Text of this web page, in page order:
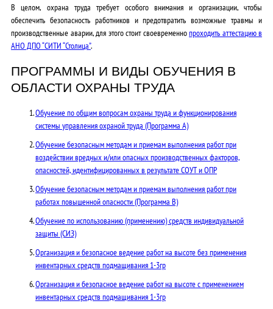
В целом, охрана труда требует особого внимания и организации, чтобы
обеспечить безопасность работников и предотвратить возможные травмы и
производственные аварии, для этого стоит своевременнопроходить аттестацию в
АНО ДПО “СИТИ “Столица”.
ПРОГРАММЫ И ВИДЫ ОБУЧЕНИЯ В
ОБЛАСТИ ОХРАНЫ ТРУДА
Обучение по общим вопросам охраны труда и функционирования
системы управления охраной труда (Программа А)
Обучение безопасным методам и приемам выполнения работ при
воздействии вредных и/или опасных производственных факторов,
опасностей, идентифицированных в результате СОУТ и ОПР
Обучение безопасным методам и приемам выполнения работ при
работах повышенной опасности (Программа В)
Обучение по использованию (применению) средств индивидуальной
защиты (СИЗ)
Организация и безопасное ведение работ на высоте без применения
инвентарных средств подмащивания 1-3гр
Организация и безопасное ведение работ на высоте с применением
инвентарных средств подмащивания 1-3гр